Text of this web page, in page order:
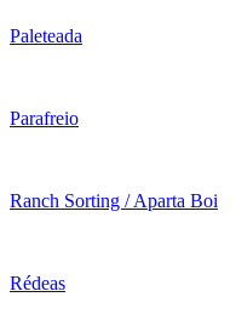
Paleteada
Parafreio
Ranch Sorting / Aparta Boi
Rédeas